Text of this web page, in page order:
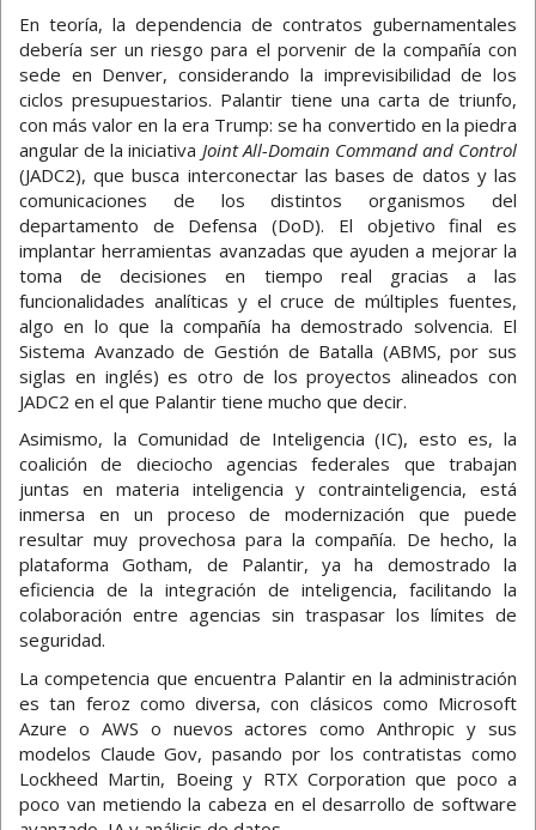
En teoría, la dependencia de contratos gubernamentales
debería ser un riesgo para el porvenir de la compañía con
sede en Denver, considerando la imprevisibilidad de los
ciclos presupuestarios. Palantir tiene una carta de triunfo,
con más valor en la era Trump: se ha convertido en la piedra
angular de la iniciativa Joint All-Domain Command and Control
(JADC2), que busca interconectar las bases de datos y las
comunicaciones de los distintos organismos del
departamento de Defensa (DoD). El objetivo final es
implantar herramientas avanzadas que ayuden a mejorar la
toma de decisiones en tiempo real gracias a las
funcionalidades analíticas y el cruce de múltiples fuentes,
algo en lo que la compañía ha demostrado solvencia. El
Sistema Avanzado de Gestión de Batalla (ABMS, por sus
siglas en inglés) es otro de los proyectos alineados con
JADC2 en el que Palantir tiene mucho que decir.
Asimismo, la Comunidad de Inteligencia (IC), esto es, la
coalición de dieciocho agencias federales que trabajan
juntas en materia inteligencia y contrainteligencia, está
inmersa en un proceso de modernización que puede
resultar muy provechosa para la compañía. De hecho, la
plataforma Gotham, de Palantir, ya ha demostrado la
eficiencia de la integración de inteligencia, facilitando la
colaboración entre agencias sin traspasar los límites de
seguridad.
La competencia que encuentra Palantir en la administración
es tan feroz como diversa, con clásicos como Microsoft
Azure o AWS o nuevos actores como Anthropic y sus
modelos Claude Gov, pasando por los contratistas como
Lockheed Martin, Boeing y RTX Corporation que poco a
poco van metiendo la cabeza en el desarrollo de software